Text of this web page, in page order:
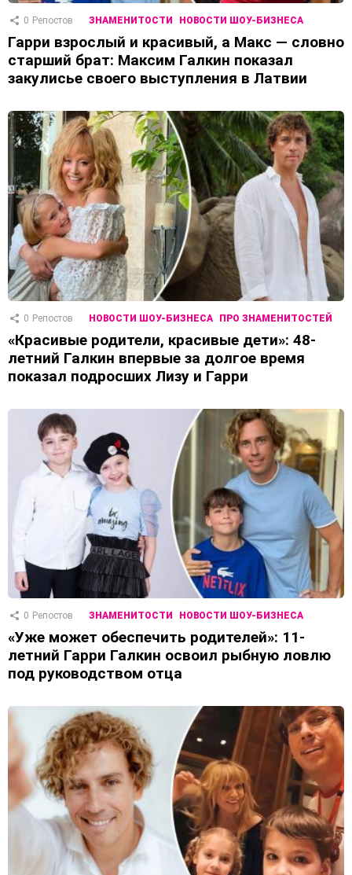
0 Репостов ЗНАМЕНИТОСТИ НОВОСТИ ШОУ-БИЗНЕСА
Гарри взрослый и красивый, а Макс — словно
старший брат: Максим Галкин показал
закулисье своего выступления в Латвии
0 Репостов НОВОСТИ ШОУ-БИЗНЕСА ПРО ЗНАМЕНИТОСТЕЙ
«Красивые родители, красивые дети»: 48-
летний Галкин впервые за долгое время
показал подросших Лизу и Гарри
0 Репостов ЗНАМЕНИТОСТИ НОВОСТИ ШОУ-БИЗНЕСА
«Уже может обеспечить родителей»: 11-
летний Гарри Галкин освоил рыбную ловлю
под руководством отца